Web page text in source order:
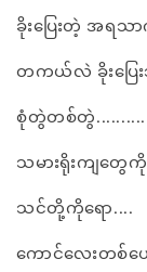
ခိုးပြေးတဲ့ အရ
တကယ်လဲ ခိုးပြေး
စုံတွဲတစ်တွဲ..........
သမားရိုးကျတွေ
သင်တို့ကိုရော....
ကောင်လေးတစ်